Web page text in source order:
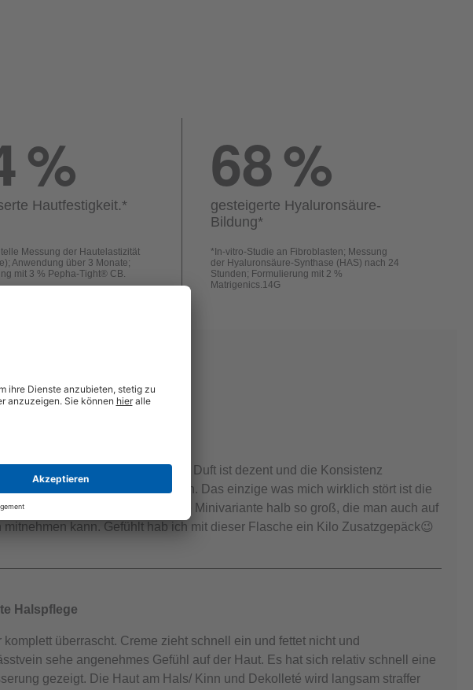
%
Hautfestigkeit.*
Messung der Hautelastizität
Anwendung über 3 Monate;
mit 3 % Pepha-Tight® CB.
68%
gesteigerte Hyaluronsäure-
Bildung*
* In-vitro-Studie an Fibroblasten; Messung
der Hyaluronsäure-Synthase (HAS) nach 24
Stunden; Formulierung mit 2 %
Matrigenics.14G
5 Sternen
an sich finde ich sehr gut. Der Duft ist dezent und die Konsistenz
und lässt sich schnell verteilen. Das einzige was mich wirklich stört ist die
das Behälters. Schön wäre eine Minivariante halb so groß, die man auch auf
mitnehmen kann. Gefühlt hab ich mit dieser Flasche ein Kilo Zusatzgepäck😉
5 Sternen
Halspflege
komplett überrascht. Creme zieht schnell ein und fettet nicht und
sehe angenehmes Gefühl auf der Haut. Es hat sich relativ schnell eine
gezeigt. Die Haut am Hals/ Kinn und Dekolleté wird langsam straffer